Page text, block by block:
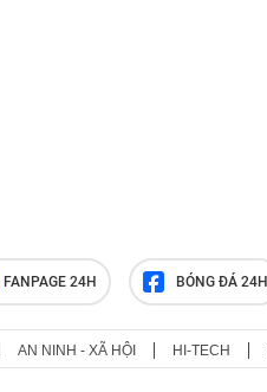
FANPAGE 24H BÓNG ĐÁ 24H
AN NINH - XÃ HỘI HI-TECH